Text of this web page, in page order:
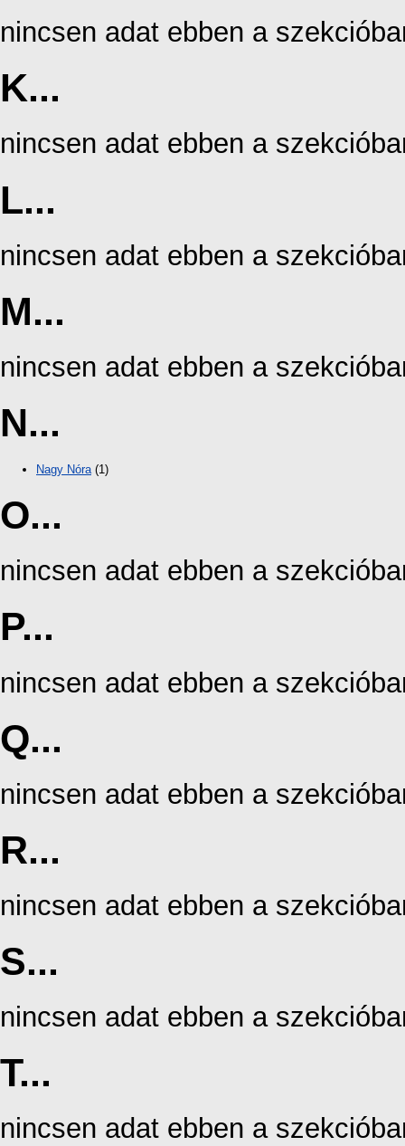
nincsen adat ebben a
K...
nincsen adat ebben a
L...
nincsen adat ebben a
M...
nincsen adat ebben a
N...
Nagy Nóra(1)
O...
nincsen adat ebben a
P...
nincsen adat ebben a
Q...
nincsen adat ebben a
R...
nincsen adat ebben a
S...
nincsen adat ebben a
T...
nincsen adat ebben a